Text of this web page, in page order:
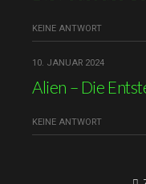
KEINE ANTWORT
10. JANUAR 2024
Alien – Die
KEINE ANTWORT